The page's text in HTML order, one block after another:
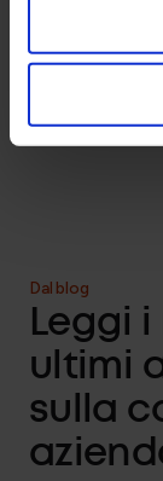
singoli
riferimento.
Dal blog
Leggi
ultimi
sulla